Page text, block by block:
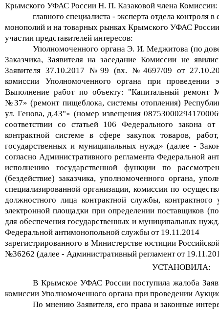
Крымского УФАС России Н. П. Казаковой члена Комиссии:
главного специалиста - эксперта отдела контроля
монополий и на товарных рынках Крымского УФАС
участии представителей интересов:
Уполномоченного органа Э. И. Меджитова (по
Заказчика, Заявителя на заседание Комиссии не
Заявителя 37.10.2017 №99 (вх. №4697/09 от
комиссии Уполномоченного органа при проведении
Выполнение работ по объекту: "Капитальный
№37» (ремонт пищеблока, системы отопления)
ул. Генова, д.43"» (номер извещения
соответствии со статьей 106 Федерального
контрактной системе в сфере закупок товаров,
государственных и муниципальных нужд» (далее -
согласно Административного регламента Федеральной
исполнению государственной функции по
(бездействие) заказчика, уполномоченного органа,
специализированной организации, комиссии по
должностного лица контрактной службы, контрактного
электронной площадки при определении поставщиков
для обеспечения государственных и муниципальных
Федеральной антимонопольной службы от 19.11.2014
зарегистрированного в Министерстве юстиции
№36262 (далее - Административный регламент от
УСТАНОВИЛА:
В Крымское УФАС России поступила жалоба
комиссии Уполномоченного органа при проведении
По мнению Заявителя, его права и законные